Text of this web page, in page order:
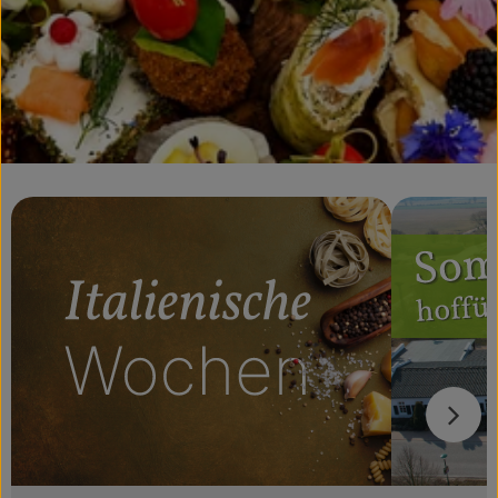
Obst & Gemüse
Getränke
Vorratskammer
Haushalt
Der Betrieb